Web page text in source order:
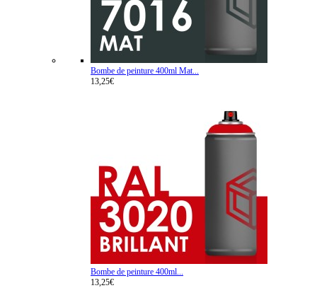
Bombe de peinture 400ml Mat...
13,25€
Bombe de peinture 400ml...
13,25€